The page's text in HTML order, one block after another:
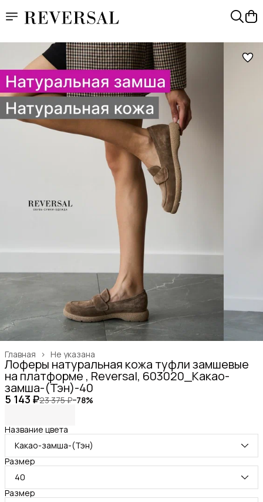
Не указана
Главная ›
Лоферы натуральная кожа туфли замшевые
на платформе , Reversal, 603020_Какао-
замша-(Тэн)-40
5 143 ₽23 375 ₽−78%
Название цвета
Какао-замша-(Тэн)
Размер
40
Размер